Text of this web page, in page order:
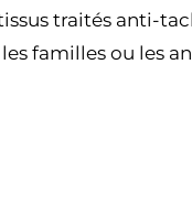
traités anti-
familles ou les